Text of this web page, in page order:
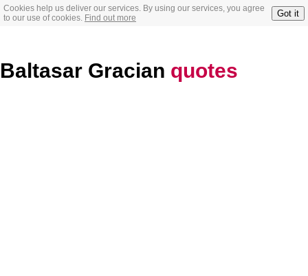
Cookies help us deliver our services. By using our services, you agree
to our use of cookies. Find out more Got it
Baltasar Gracian quotes